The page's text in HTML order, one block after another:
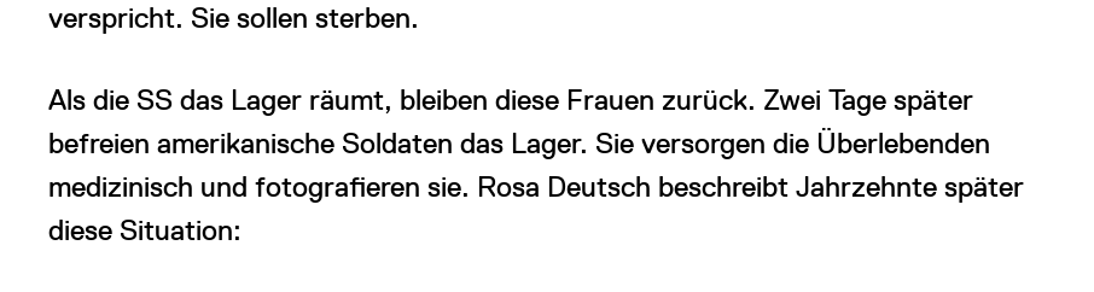
verspricht. Sie sollen sterben.
Als die SS das Lager räumt, bleiben diese Frauen zurück. Zwei Tage später
befreien amerikanische Soldaten das Lager. Sie versorgen die Überlebenden
medizinisch und fotografieren sie. Rosa Deutsch beschreibt Jahrzehnte später
diese Situation: